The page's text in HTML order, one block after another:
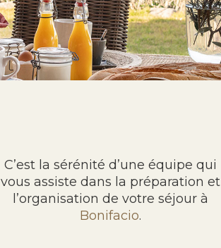
C’est la sérénité d’une équipe qui
vous assiste dans la préparation et
l’organisation de votre séjour à
Bonifacio.